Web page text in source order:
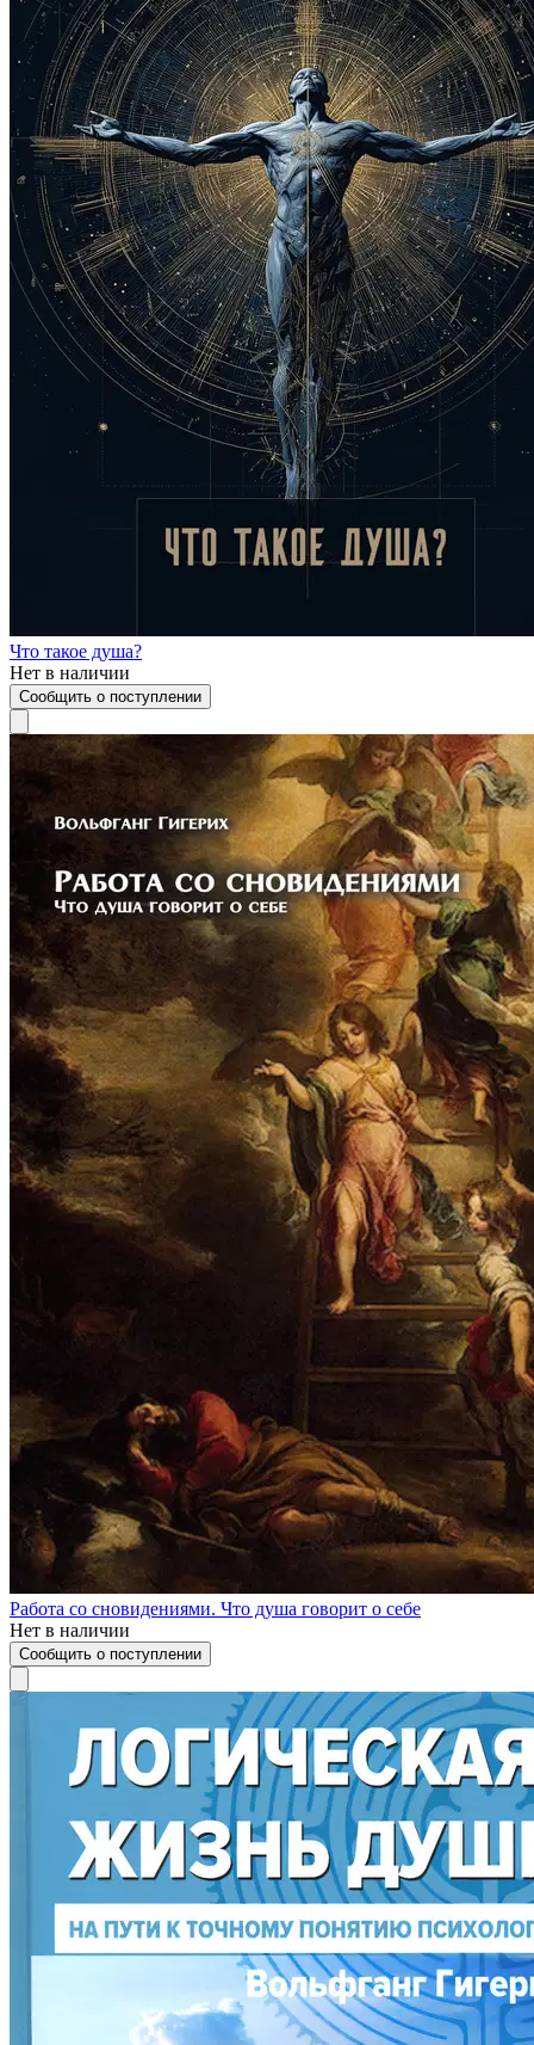
Что такое душа?
Нет в наличии
Сообщить о поступлении
Работа со сновидениями. Что душа говорит о себе
Нет в наличии
Сообщить о поступлении